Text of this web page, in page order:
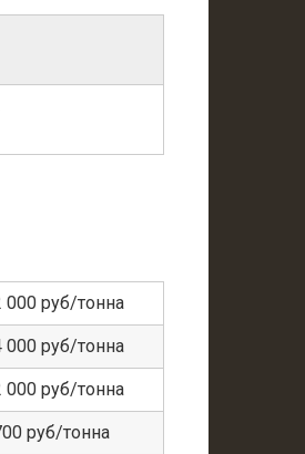
000 руб/тонна
000 руб/тонна
000 руб/тонна
руб/тонна